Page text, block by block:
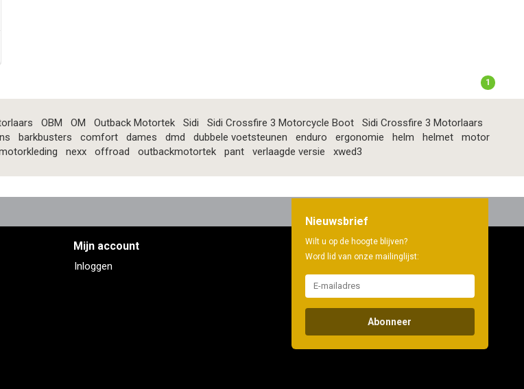
1
OBM OM Outback Motortek Sidi Sidi Crossfire 3 Motorcycle Boot
Sidi Crossfire 3 Motorlaars
barkbusters comfort dames dmd dubbele voetsteunen enduro ergonomie helm helmet
motor
nexx offroad outbackmotortek pant verlaagde versie xwed3
Mijn account
Inloggen
Nieuwsbrief
Wilt u op de hoogte blijven?
Word lid van onze mailinglijst:
Abonneer